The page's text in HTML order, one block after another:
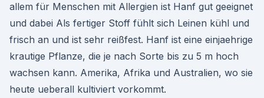
allem für Menschen mit Allergien ist Hanf gut geeignet
und dabei Als fertiger Stoff fühlt sich Leinen kühl und
frisch an und ist sehr reißfest. Hanf ist eine einjaehrige
krautige Pflanze, die je nach Sorte bis zu 5 m hoch
wachsen kann. Amerika, Afrika und Australien, wo sie
heute ueberall kultiviert vorkommt.